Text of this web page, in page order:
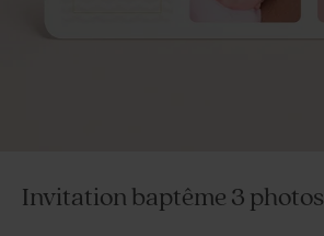
Invitation baptême 3 photos